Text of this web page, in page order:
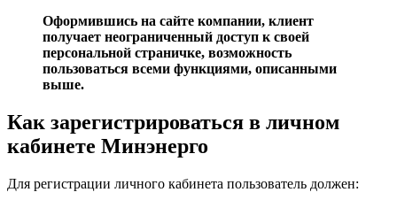
Оформившись на сайте компании, клиент
получает неограниченный доступ к своей
персональной страничке, возможность
пользоваться всеми функциями, описанными
выше.
Как зарегистрироваться в личном
кабинете Минэнерго
Для регистрации личного кабинета пользователь должен: